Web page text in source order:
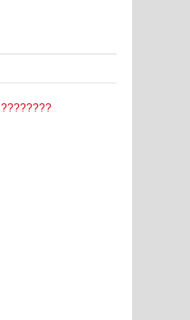
????????